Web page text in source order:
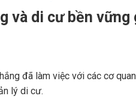
và di cư bền vững
đã làm việc với các cơ
lý di cư.